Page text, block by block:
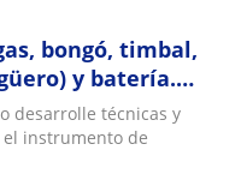
bongó, timbal,
y batería.
desarrolle técnicas y
el instrumento de